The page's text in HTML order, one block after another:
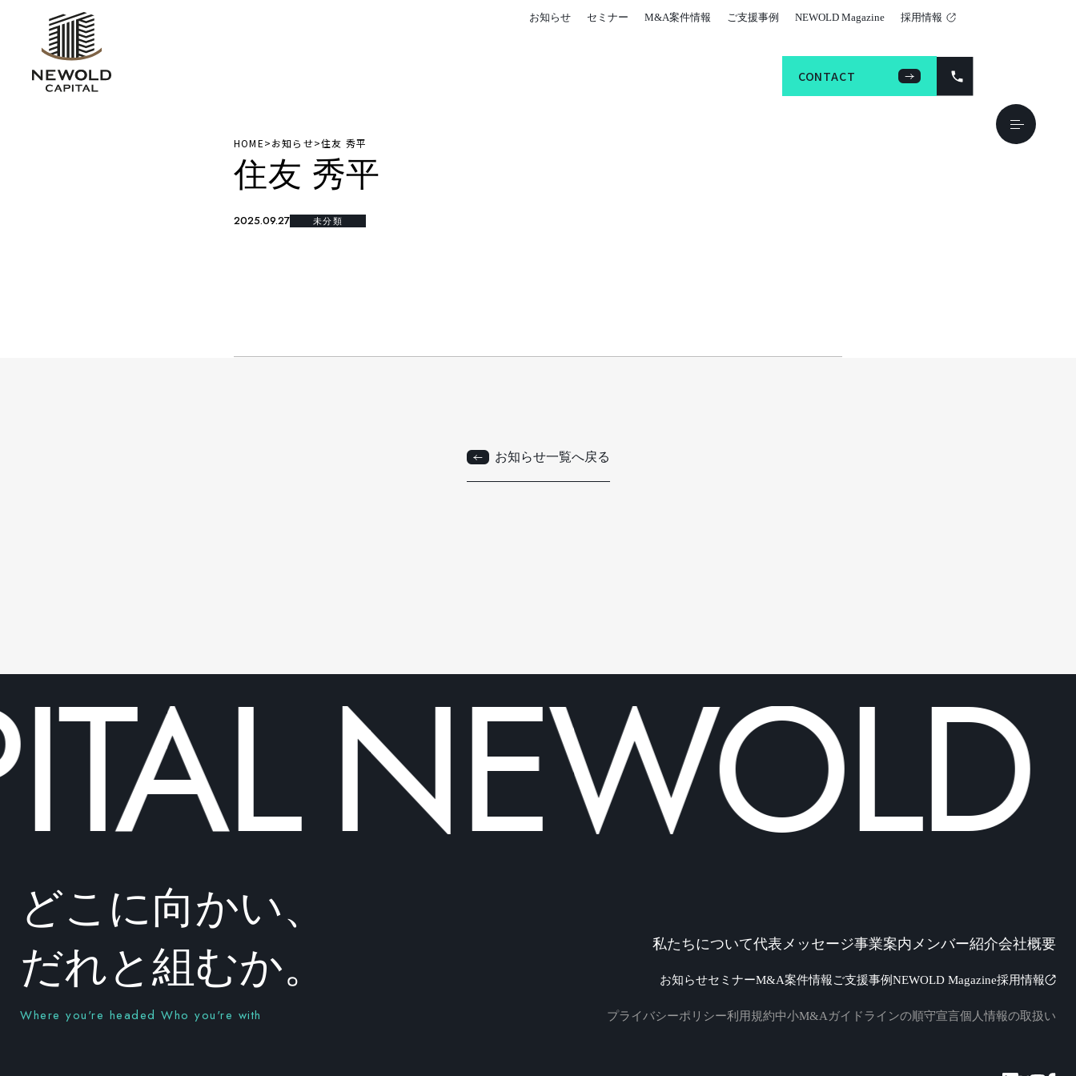
お知らせ セミナー M&A案件情報 ご支援事例 NEWOLD Magazine 採用情報
CONTACT
CONTACT
HOME>お知らせ>住友 秀平
住友 秀平
2025.09.27 未分類
お知らせ一覧へ戻る
NEWOLD
どこに向かい、
だれと組むか。
Where you're headed Who you're with
私たちについて代表メッセージ事業案内 メンバー紹介会社概要
お知らせセミナーM&A案件情報ご支援事例NEWOLD Magazine採用情報
プライバシーポリシー利用規約中小M&Aガイドラインの順守宣言個人情報の取扱い